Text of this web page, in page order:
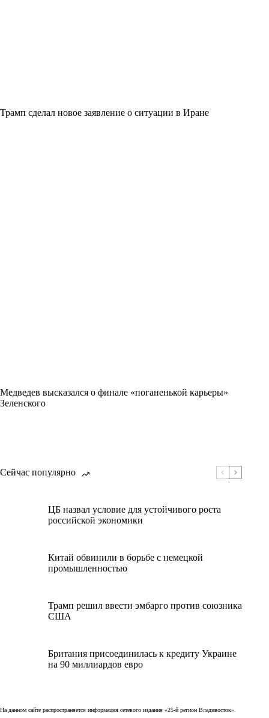
Трамп сделал новое заявление о ситуации в Иране
Медведев высказался о финале «поганенькой карьеры»
Зеленского
Сейчас популярно
ЦБ назвал условие для устойчивого роста
российской экономики
Китай обвинили в борьбе с немецкой
промышленностью
Трамп решил ввести эмбарго против союзника
США
Британия присоединилась к кредиту Украине
на 90 миллиардов евро
На данном сайте распространяется информация сетевого издания «25-й регион Владивосток».